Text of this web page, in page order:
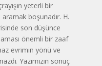
yeterli bir
aramak boşunadır. H.
son düşünce
önemli bir zaaf
evrimin yönü ve
Yazımızın sonuç